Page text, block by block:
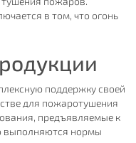
в том, что огонь
поддержку своей
для пожаротушения
предъявляемые к
выполняются нормы